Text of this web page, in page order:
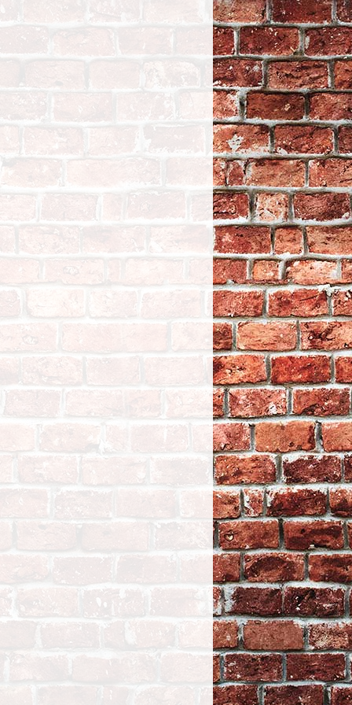
TTC
DE ROUE - DIAMETRE
INTERNE : 19.10mm /
PAIRE - 50075
Washer, transmission mainshaft
2nd & 3rd gear. standard
24,16
BEARING
PIKE 1937 ROAMER SHIRT M
WNDSCRN-MERC CBR1000RR 04-